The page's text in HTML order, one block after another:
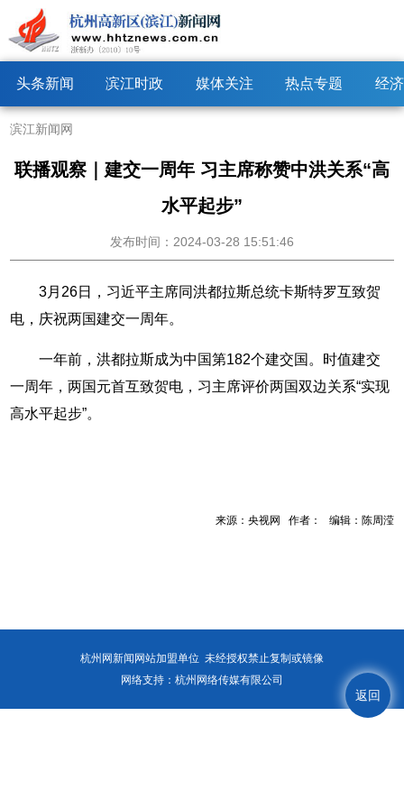
头条新闻 滨江时政 媒体关注 热点专题 经
返回
滨江新闻网
联播观察｜建交一周年 习主席称赞中洪关系“高
水平起步”
发布时间：2024-03-28 15:51:46
3月26日，习近平主席同洪都拉斯总统卡斯特罗互致贺
电，庆祝两国建交一周年。
一年前，洪都拉斯成为中国第182个建交国。时值建交
一周年，两国元首互致贺电，习主席评价两国双边关系“实现
高水平起步”。
来源：央视网 作者： 编辑：陈周滢
杭州网新闻网站加盟单位 未经授权禁止复制或镜像
网络支持：杭州网络传媒有限公司